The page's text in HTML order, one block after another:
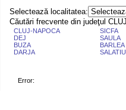
Selectează localitatea:
Căutări frecvente din judeţul
CLUJ-NAPOCA
DEJ
BUZA
DARJA
SICFA
SAULA
BARLEA
SALATIU
Error: